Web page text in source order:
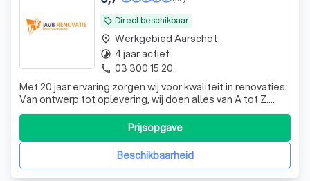
local_offer Direct beschikbaar
Met 20 jaar ervaring zorgen wij voor kwaliteit in renovaties.
Van ontwerp tot oplevering, wij doen alles van A tot Z.
Binnen de 48 uur na het bezoek ontvangt u een
gedetailleerde offerte.
Beschikbaarheid
Prijsopgave
place Werkgebied Aarschot
timelapse 4 jaar actief
phone 03 300 15 20